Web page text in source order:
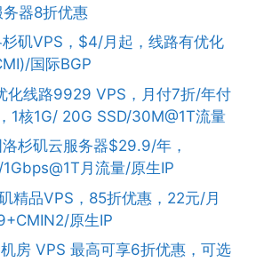
器8折优惠
矶VPS，$4/月起，线路有优化
国际BGP
化线路9929 VPS，月付7折/年付
1核1G/ 20G SSD/30M@1T流量
杉矶云服务器$29.9/年，
月流量/原生IP
精品VPS，85折优惠，22元/月
原生IP
房 VPS 最高可享6折优惠，可选